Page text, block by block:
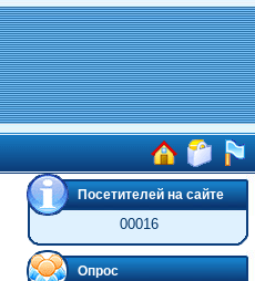
Посетителей на сайте
00016
Опрос